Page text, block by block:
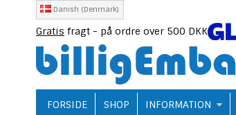
Danish (Denmark)
Gratis fragt - på ordre over 500 DKK
FORSIDE SHOP INFORMATION